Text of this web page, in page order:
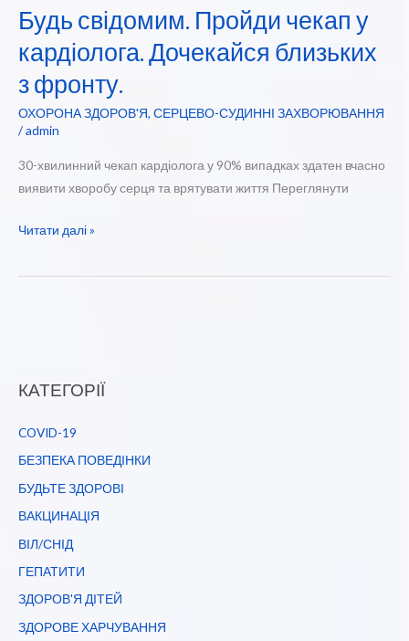
Будь свідомим. Пройди чекап у
кардіолога. Дочекайся близьких
з фронту.
ОХОРОНА ЗДОРОВ'Я, СЕРЦЕВО-СУДИННІ ЗАХВОРЮВАННЯ
/admin
30-хвилинний чекап кардіолога у 90% випадках здатен вчасно
виявити хворобу серця та врятувати життя Переглянути
Будь
Пройди
близьких
фронту.
Читати далі »
КАТЕГОРІЇ
COVID-19
БЕЗПЕКА ПОВЕДІНКИ
БУДЬТЕ ЗДОРОВІ
ВАКЦИНАЦІЯ
ВІЛ/СНІД
ГЕПАТИТИ
ЗДОРОВ'Я ДІТЕЙ
ЗДОРОВЕ ХАРЧУВАННЯ